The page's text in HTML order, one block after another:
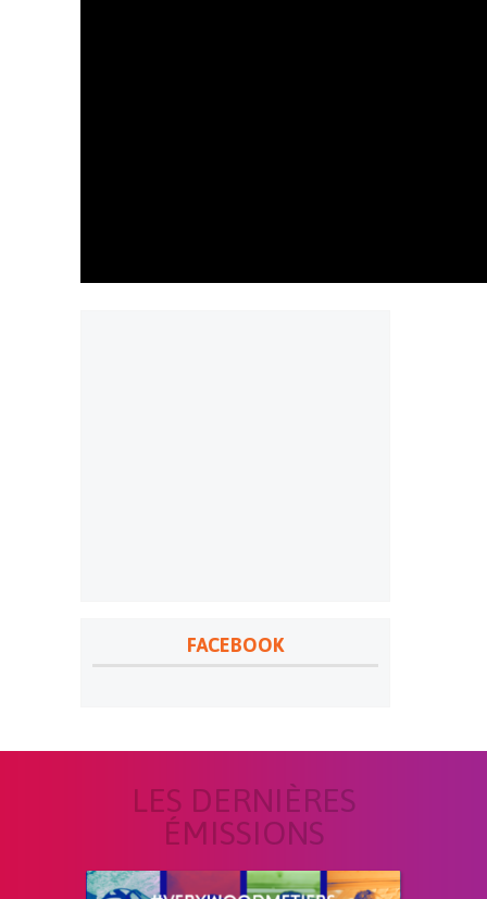
FACEBOOK
LES DERNIÈRES
ÉMISSIONS